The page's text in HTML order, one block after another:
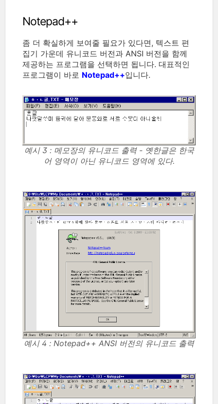
Notepad++
좀 더 확실하게 보여줄 필요가 있다면, 텍스트 편
집기 가운데 유니코드 버전과 ANSI 버전을 함께
제공하는 프로그램을 선택하면 됩니다. 대표적인
프로그램이 바로 Notepad++입니다.
예시 3 : 메모장의 유니코드 출력 - 옛한글은 한국
어 영역이 아닌 유니코드 영역에 있다.
예시 4 : Notepad++ ANSI 버전의 유니코드 출력